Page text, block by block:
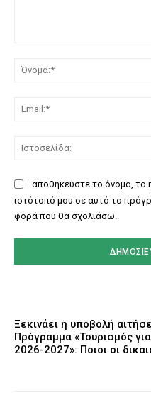
αποθηκεύστε το όνομα, το
ιστότοπό μου σε αυτό το
φορά που θα σχολιάσω.
Ξεκινάει η υποβολή
Πρόγραμμα «Τουρισμός
2026-2027»: Ποιοι οι